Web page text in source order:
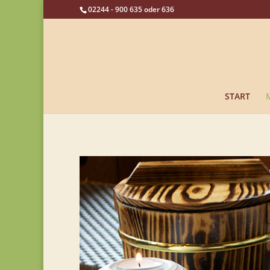
02244 - 900 635 oder 636
START